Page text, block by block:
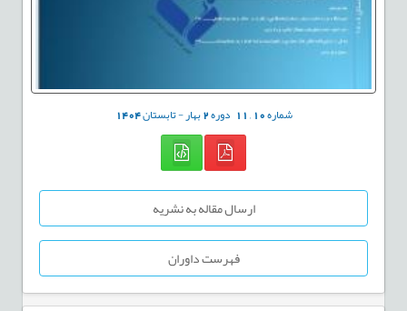
شماره10
,
11 دوره2بهار - تابستان1404
ارسال مقاله به نشریه
فهرست داوران